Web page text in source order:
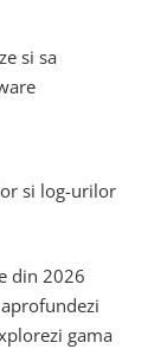
si sa
si log-urilor
din 2026
gama